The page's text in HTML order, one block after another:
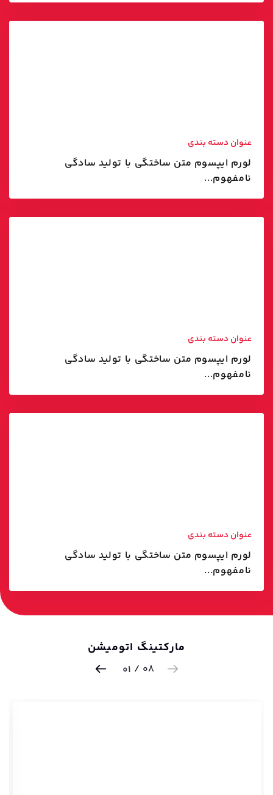
عنوان دسته بندی
لورم ایپسوم متن ساختگی با تولید سادگی
نامفهوم...
عنوان دسته بندی
لورم ایپسوم متن ساختگی با تولید سادگی
نامفهوم...
عنوان دسته بندی
لورم ایپسوم متن ساختگی با تولید سادگی
نامفهوم...
مارکتینگ اتومیشن
08
/